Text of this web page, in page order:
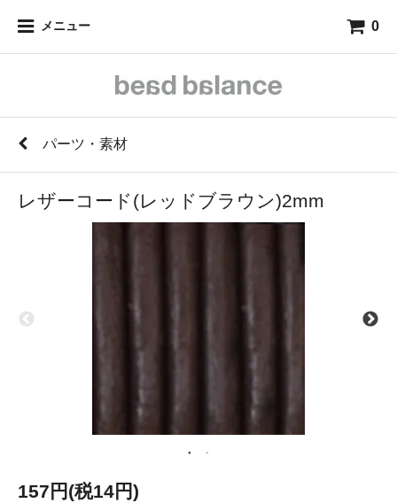
メニュー 0
パーツ・素材
レザーコード(レッドブラウン)2mm
157円(税14円)